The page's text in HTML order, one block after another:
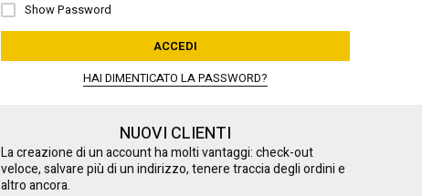
Show Password
ACCEDI
HAI DIMENTICATO LA PASSWORD?
NUOVI CLIENTI
La creazione di un account ha molti vantaggi: check-out
veloce, salvare più di un indirizzo, tenere traccia degli ordini e
altro ancora.